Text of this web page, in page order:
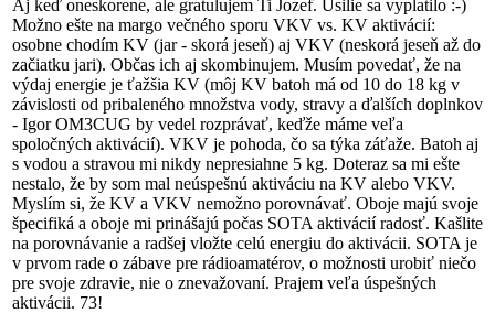
Aj keď oneskorene, ale gratulujem Ti Jozef. Úsilie sa vyplatilo :-)
Možno ešte na margo večného sporu VKV vs. KV aktivácií:
osobne chodím KV (jar - skorá jeseň) aj VKV (neskorá jeseň až do
začiatku jari). Občas ich aj skombinujem. Musím povedať, že na
výdaj energie je ťažšia KV (môj KV batoh má od 10 do 18 kg v
závislosti od pribaleného množstva vody, stravy a ďalších doplnkov
- Igor OM3CUG by vedel rozprávať, keďže máme veľa
spoločných aktivácií). VKV je pohoda, čo sa týka záťaže. Batoh aj
s vodou a stravou mi nikdy nepresiahne 5 kg. Doteraz sa mi ešte
nestalo, že by som mal neúspešnú aktiváciu na KV alebo VKV.
Myslím si, že KV a VKV nemožno porovnávať. Oboje majú svoje
špecifiká a oboje mi prinášajú počas SOTA aktivácií radosť. Kašlite
na porovnávanie a radšej vložte celú energiu do aktivácii. SOTA je
v prvom rade o zábave pre rádioamatérov, o možnosti urobiť niečo
pre svoje zdravie, nie o znevažovaní. Prajem veľa úspešných
aktivácii. 73!